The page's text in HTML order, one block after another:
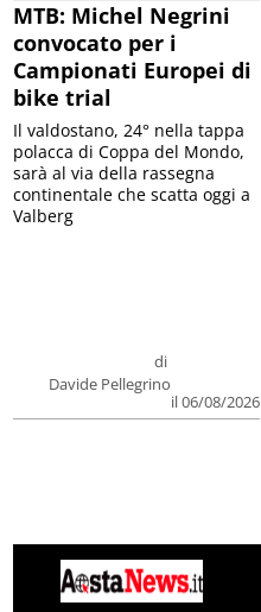
MTB: Michel Negrini
convocato per i
Campionati Europei di
bike trial
di
Davide Pellegrino
il 06/08/2026
Il valdostano, 24° nella tappa
polacca di Coppa del Mondo,
sarà al via della rassegna
continentale che scatta oggi a
Valberg